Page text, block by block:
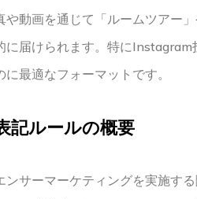
や動画を通じて「ルームツアー
に届けられます。特にInstagram
に最適なフォーマットです。
記ルールの概要
ンサーマーケティングを実施す